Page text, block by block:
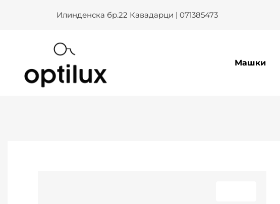
Илинденска бр.22 Кавадарци | 071385473
Машки